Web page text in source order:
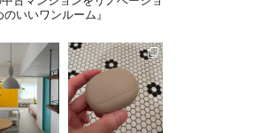
いいワンルーム』